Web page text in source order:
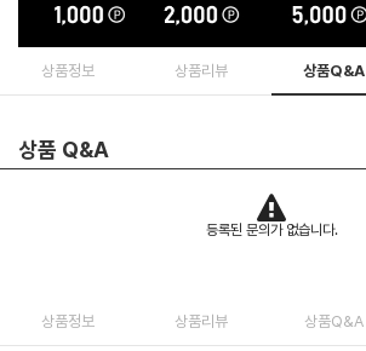
상품정보 상품리뷰 상품Q&A
상품 Q&A
등록된 문의가 없습니다.
상품정보 상품리뷰 상품Q&A